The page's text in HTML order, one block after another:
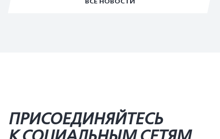
ПРИСОЕДИНЯЙТЕСЬ